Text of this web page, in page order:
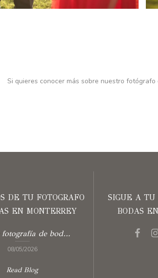
Si quieres conocer más sobre nuestro
DE TU FOTOGRAFO
EN MONTERREY
Guía de fotografía de boda con storytelling
08/05/2026
Read Blog
SIGUE A TU
BODAS